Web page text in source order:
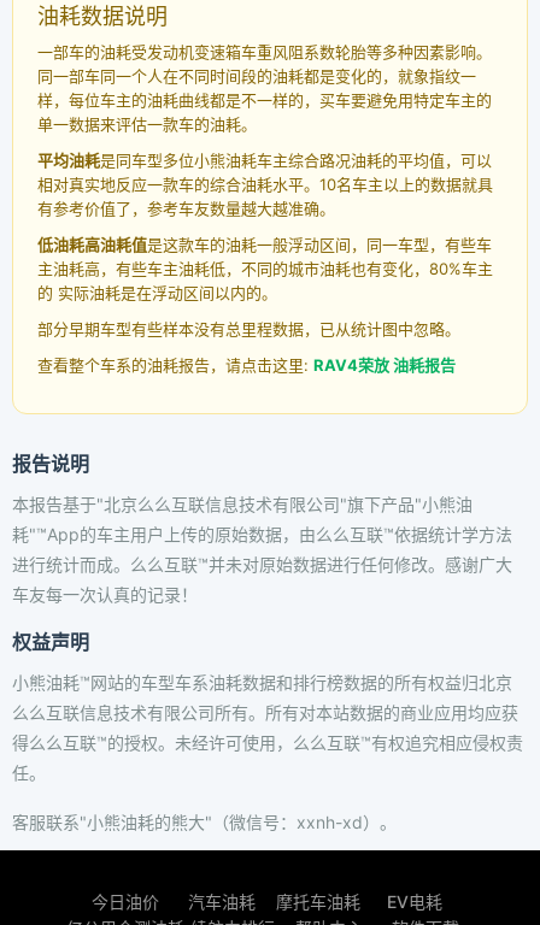
油耗数据说明
一部车的油耗受发动机变速箱车重风阻系数轮胎等多种因素影响。
同一部车同一个人在不同时间段的油耗都是变化的，就象指纹一
样，每位车主的油耗曲线都是不一样的，买车要避免用特定车主的
单一数据来评估一款车的油耗。
平均油耗是同车型多位小熊油耗车主综合路况油耗的平均值，可以
相对真实地反应一款车的综合油耗水平。10名车主以上的数据就具
有参考价值了，参考车友数量越大越准确。
低油耗高油耗值是这款车的油耗一般浮动区间，同一车型，有些车
主油耗高，有些车主油耗低，不同的城市油耗也有变化，80%车主
的 实际油耗是在浮动区间以内的。
部分早期车型有些样本没有总里程数据，已从统计图中忽略。
查看整个车系的油耗报告，请点击这里: RAV4荣放 油耗报告
报告说明
本报告基于"北京么么互联信息技术有限公司"旗下产品"小熊油
耗"™App的车主用户上传的原始数据，由么么互联™依据统计学方法
进行统计而成。么么互联™并未对原始数据进行任何修改。感谢广大
车友每一次认真的记录！
权益声明
小熊油耗™网站的车型车系油耗数据和排行榜数据的所有权益归北京
么么互联信息技术有限公司所有。所有对本站数据的商业应用均应获
得么么互联™的授权。未经许可使用，么么互联™有权追究相应侵权责
任。
客服联系"小熊油耗的熊大"（微信号：xxnh-xd）。
今日油价 汽车油耗 摩托车油耗
EV电耗